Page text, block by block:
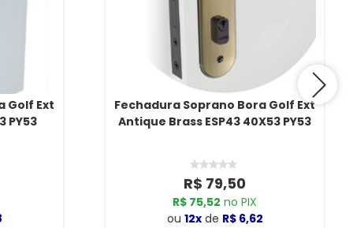
Golf Ext
PY53
Fechadura Soprano Bora Golf Ext
Antique Brass ESP43 40X53 PY53
R$ 79,50
R$ 75,52 no PIX
ou 12xde R$ 6,62